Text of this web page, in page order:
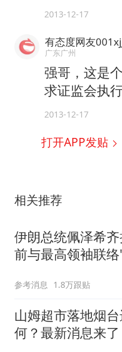
2013-12-17
有态度网友
广东广州
强哥，这是
求证监会执行
2013-12-17
打开APP发贴
相关推荐
伊朗总统佩泽希齐
前与最高领袖联络
参考消息 1.8万跟贴
山姆超市落地烟
何？最新消息来了